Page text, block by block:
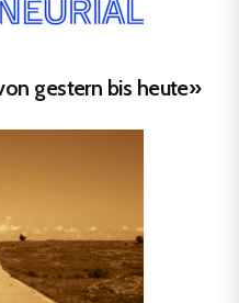
gestern bis heute»